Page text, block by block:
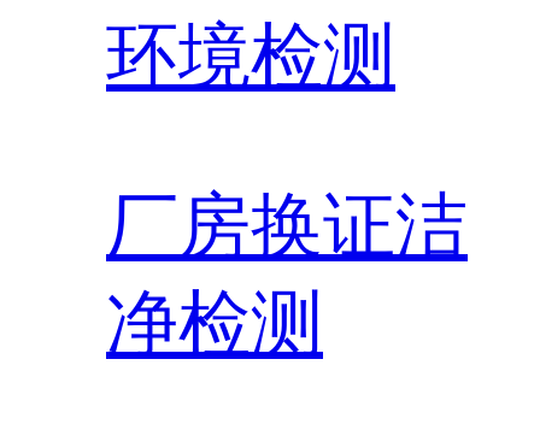
环境检测
厂房换证洁
净检测